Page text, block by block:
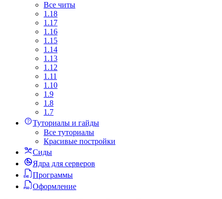
Все читы
1.18
1.17
1.16
1.15
1.14
1.13
1.12
1.11
1.10
1.9
1.8
1.7
Туториалы и гайды
Все туториалы
Красивые постройки
Сиды
Ядра для серверов
Программы
Оформление